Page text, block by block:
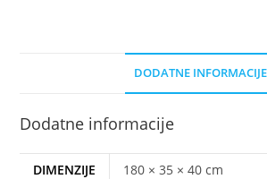
DODATNE INFORMACIJE
Dodatne informacije
DIMENZIJE
180 × 35 × 40 cm